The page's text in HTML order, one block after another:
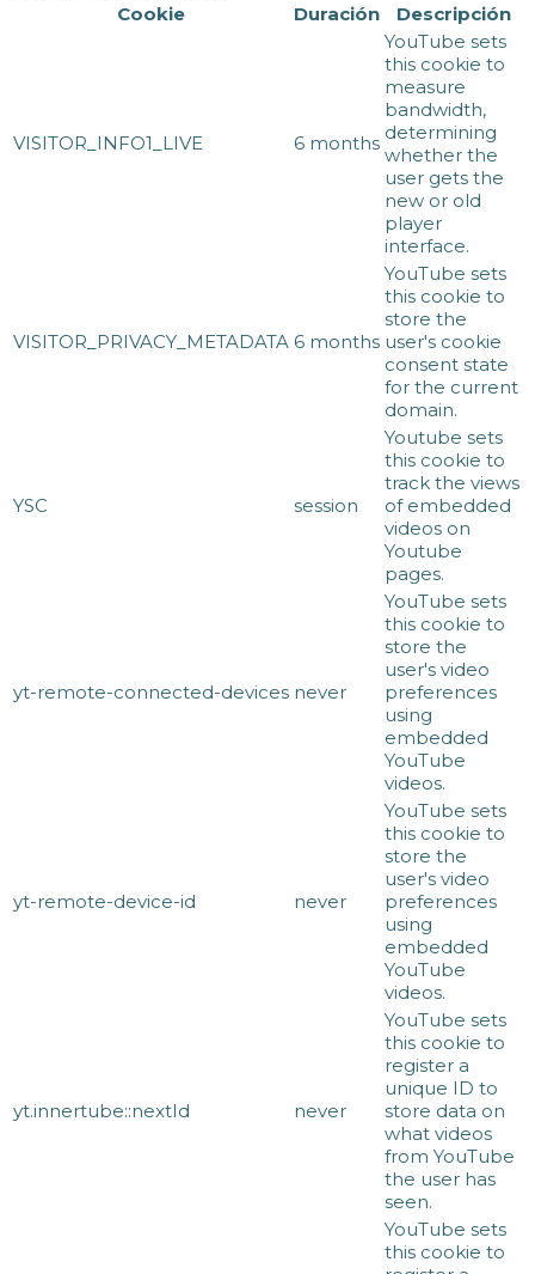
Cookie
Duración Descripción
VISITOR_INFO1_LIVE 6 months
YouTube sets
this cookie to
measure
bandwidth,
determining
whether the
user gets the
new or old
player
interface.
VISITOR_PRIVACY_METADATA 6 months
YouTube sets
this cookie to
store the
user's cookie
consent state
for the current
domain.
YSC session
Youtube sets
this cookie to
track the views
of embedded
videos on
Youtube
pages.
yt-remote-connected-devices never
YouTube sets
this cookie to
store the
user's video
preferences
using
embedded
YouTube
videos.
yt-remote-device-id never
YouTube sets
this cookie to
store the
user's video
preferences
using
embedded
YouTube
videos.
yt.innertube::nextId never
YouTube sets
this cookie to
register a
unique ID to
store data on
what videos
from YouTube
the user has
seen.
YouTube sets
this cookie to